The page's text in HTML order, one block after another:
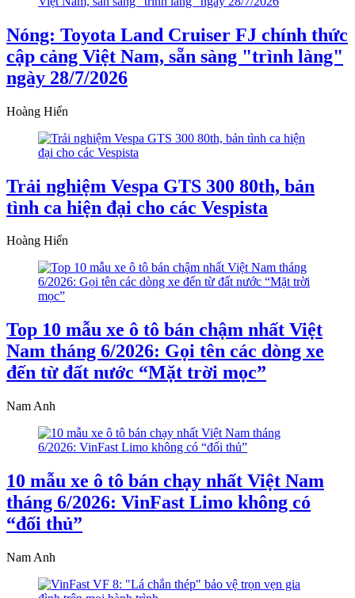
Nóng: Toyota Land Cruiser FJ chính thức
cập cảng Việt Nam, sẵn sàng "trình làng"
ngày 28/7/2026
Hoàng Hiển
Trải nghiệm Vespa GTS 300 80th, bản
tình ca hiện đại cho các Vespista
Hoàng Hiển
Top 10 mẫu xe ô tô bán chậm nhất Việt
Nam tháng 6/2026: Gọi tên các dòng xe
đến từ đất nước “Mặt trời mọc”
Nam Anh
10 mẫu xe ô tô bán chạy nhất Việt Nam
tháng 6/2026: VinFast Limo không có
“đối thủ”
Nam Anh